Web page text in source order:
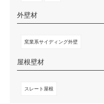
外壁材
窯業系サイディング外壁
屋根壁材
スレート屋根